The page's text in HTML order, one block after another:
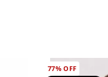
77%OFF